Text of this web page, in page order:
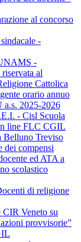
al concorso
-
-
al
Cattolica
orario annuo
a.s. 2025-2026
- Cisl Scuola
line FLC CGIL
Belluno Treviso
dei compensi
ed ATA a
scolastico
di religione
CIR Veneto su
provvisorie”